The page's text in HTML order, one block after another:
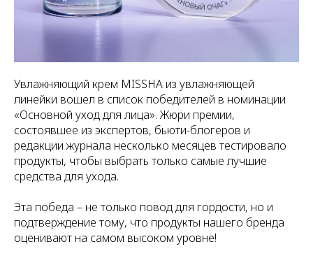
Увлажняющий крем MISSHA из увлажняющей
линейки вошел в список победителей в номинации
«Основной уход для лица». Жюри премии,
состоявшее из экспертов, бьюти-блогеров и
редакции журнала несколько месяцев тестировало
продукты, чтобы выбрать только самые лучшие
средства для ухода.
Эта победа – не только повод для гордости, но и
подтверждение тому, что продукты нашего бренда
оценивают на самом высоком уровне!